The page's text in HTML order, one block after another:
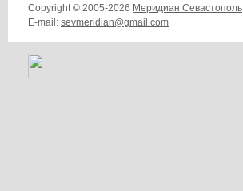
Copyright © 2005-2026 Меридиан Севастополь
E-mail: sevmeridian@gmail.com